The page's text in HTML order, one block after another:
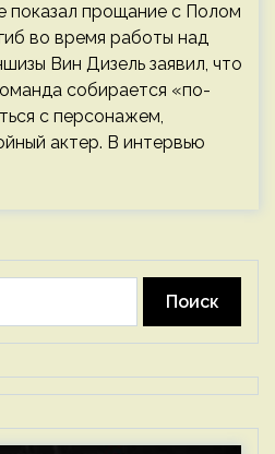
прощание с Полом
во время работы над
Вин Дизель заявил, что
собирается «по-
с персонажем,
актер. В интервью